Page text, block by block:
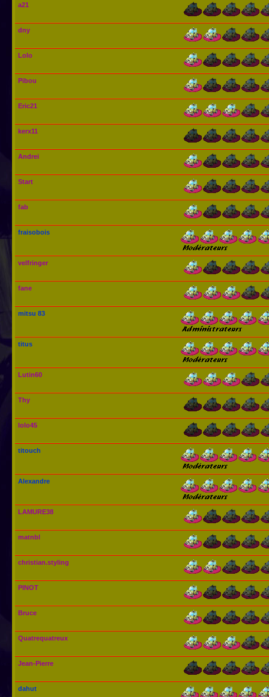
a21
dny
Lolo
Pibou
Eric21
kerx11
Andrei
Start
fab
fraisobois
velfringer
fane
mitsu 83
titus
Lutin60
Thy
lolo45
titouch
Alexandre
LAMURE38
matnbl
christian.styling
PINOT
Bruce
Quatrequatreux
Jean-Pierre
dahut